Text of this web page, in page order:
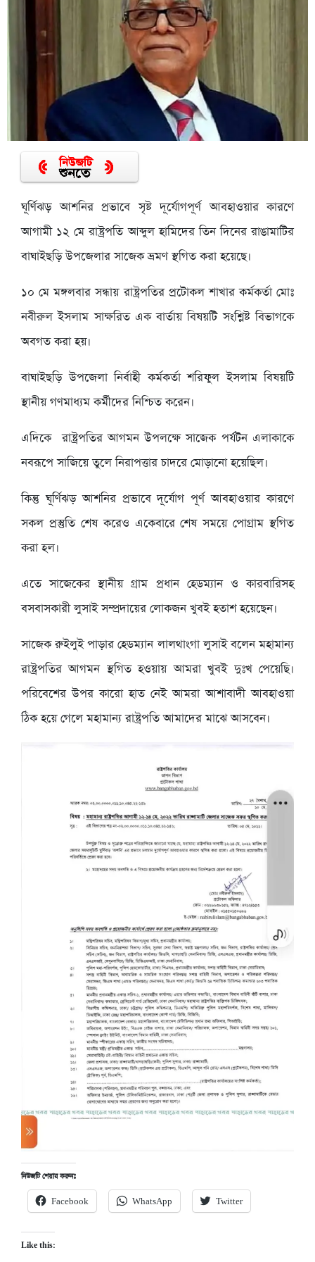
ঘূর্ণিঝড় আশনির প্রভাবে সৃষ্ট দূর্যোগপূর্ণ আবহাওয়ার কারণে
আগামী ১২ মে রাষ্ট্রপতি আব্দুল হামিদের তিন দিনের রাঙামাটির
বাঘাইছড়ি উপজেলার সাজেক ভ্রমণ স্থগিত করা হয়েছে।
১০ মে মঙ্গলবার সন্ধায় রাষ্ট্রপতির প্রটোকল শাখার কর্মকর্তা মোঃ
নবীরুল ইসলাম সাক্ষরিত এক বার্তায় বিষয়টি সংশ্লিষ্ট বিভাগকে
অবগত করা হয়।
বাঘাইছড়ি উপজেলা নির্বাহী কর্মকর্তা শরিফুল ইসলাম বিষয়টি
স্থানীয় গণমাধ্যম কর্মীদের নিশ্চিত করেন।
এদিকে রাষ্ট্রপতির আগমন উপলক্ষে সাজেক পর্যটন এলাকাকে
নবরূপে সাজিয়ে তুলে নিরাপত্তার চাদরে মোড়ানো হয়েছিল।
কিন্তু ঘূর্ণিঝড় আশনির প্রভাবে দূর্যোগ পূর্ণ আবহাওয়ার কারণে
সকল প্রস্তুতি শেষ করেও একেবারে শেষ সময়ে পোগ্রাম স্থগিত
করা হল।
এতে সাজেকের স্থানীয় গ্রাম প্রধান হেডম্যান ও কারবারিসহ
বসবাসকারী লুসাই সম্প্রদায়ের লোকজন খুবই হতাশ হয়েছেন।
সাজেক রুইলুই পাড়ার হেডম্যান লালথাংগা লুসাই বলেন মহামান্য
রাষ্ট্রপতির আগমন স্থগিত হওয়ায় আমরা খুবই দুঃখ পেয়েছি।
পরিবেশের উপর কারো হাত নেই আমরা আশাবাদী আবহাওয়া
ঠিক হয়ে গেলে মহামান্য রাষ্ট্রপতি আমাদের মাঝে আসবেন।
নিউজটি শেয়ার করুনঃ
Facebook WhatsApp Twitter
Like this: